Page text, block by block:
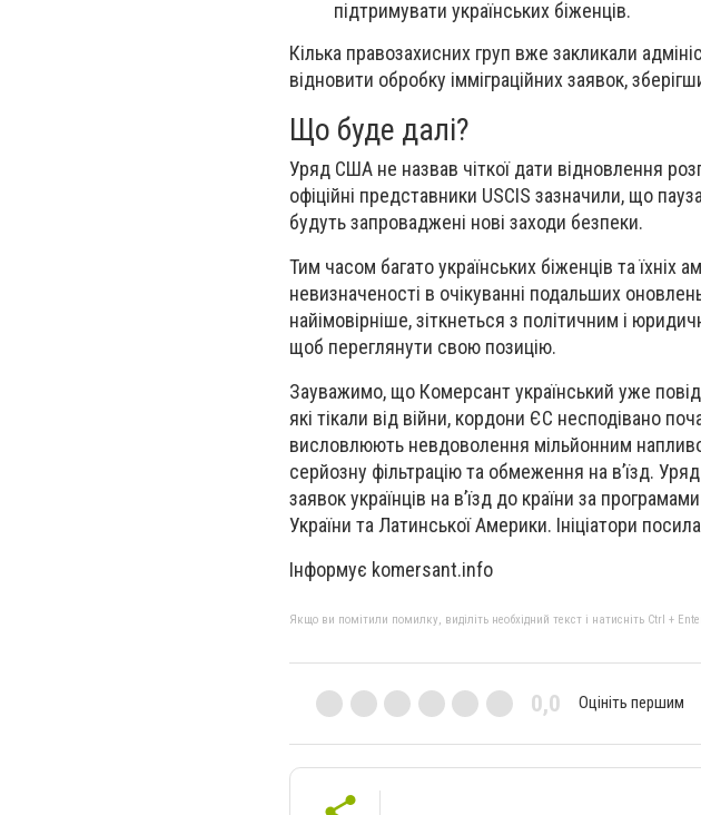
підтримувати українських біженців.
Кілька правозахисних груп вже закликали
відновити обробку імміграційних заявок,
Що буде далі?
Уряд США не назвав чіткої дати відновлення
офіційні представники USCIS зазначили, що
будуть запроваджені нові заходи безпеки.
Тим часом багато українських біженців та
невизначеності в очікуванні подальших
найімовірніше, зіткнеться з політичним і
щоб переглянути свою позицію.
Зауважимо, що Комерсант український уже
які тікали від війни, кордони ЄС несподівано
висловлюють невдоволення мільйонним
серйозну фільтрацію та обмеження на в’їзд.
заявок українців на в’їзд до країни за
України та Латинської Америки. Ініціатори
Інформує komersant.info
Якщо ви помітили помилку, виділіть необхідний текст і натисніть Ctrl +
0,0 Оцініть першим